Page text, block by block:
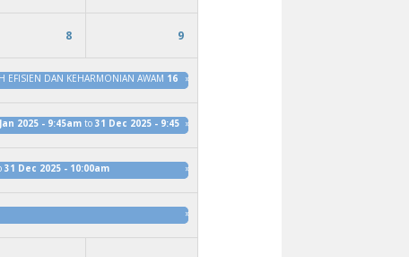
8 9
EFISIEN DAN KEHARMONIAN AWAM 16 Jan 2025 - 10:15am
»
2025 - 9:45am to31 Dec 2025 - 9:45am»
31 Dec 2025 - 10:00am »
»